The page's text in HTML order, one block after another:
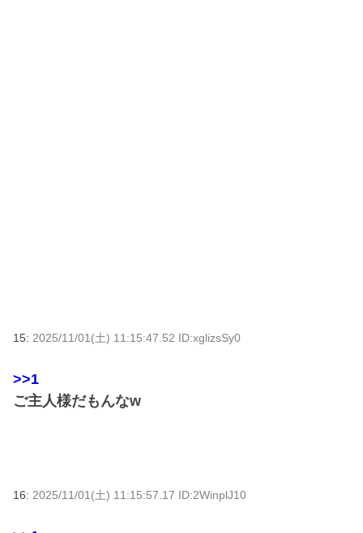
15: 2025/11/01(土) 11:15:47.52 ID:xglizsSy0
>>1
ご主人様だもんなw
16: 2025/11/01(土) 11:15:57.17 ID:2WinplJ10